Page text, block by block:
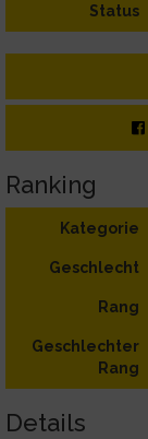
Status
Ranking
Kategorie
Geschlecht
Rang
Geschlechter
Rang
Details